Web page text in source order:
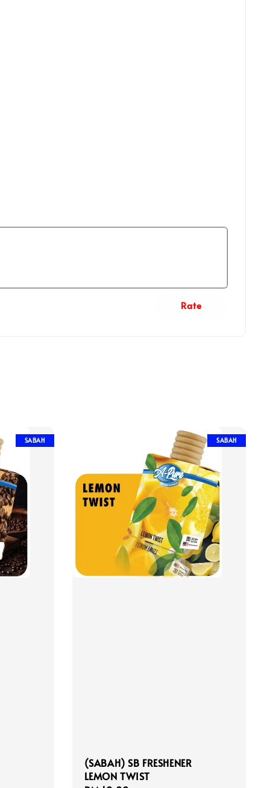
Rate
SABAH SABAH
(SABAH) SB FRESHENER
LEMON TWIST